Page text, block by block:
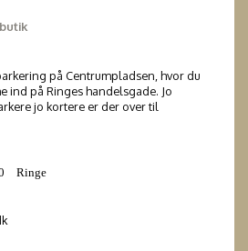
på Centrumpladsen, hvor du
ind på Ringes handelsgade. Jo
jo kortere er der over til
Ringe